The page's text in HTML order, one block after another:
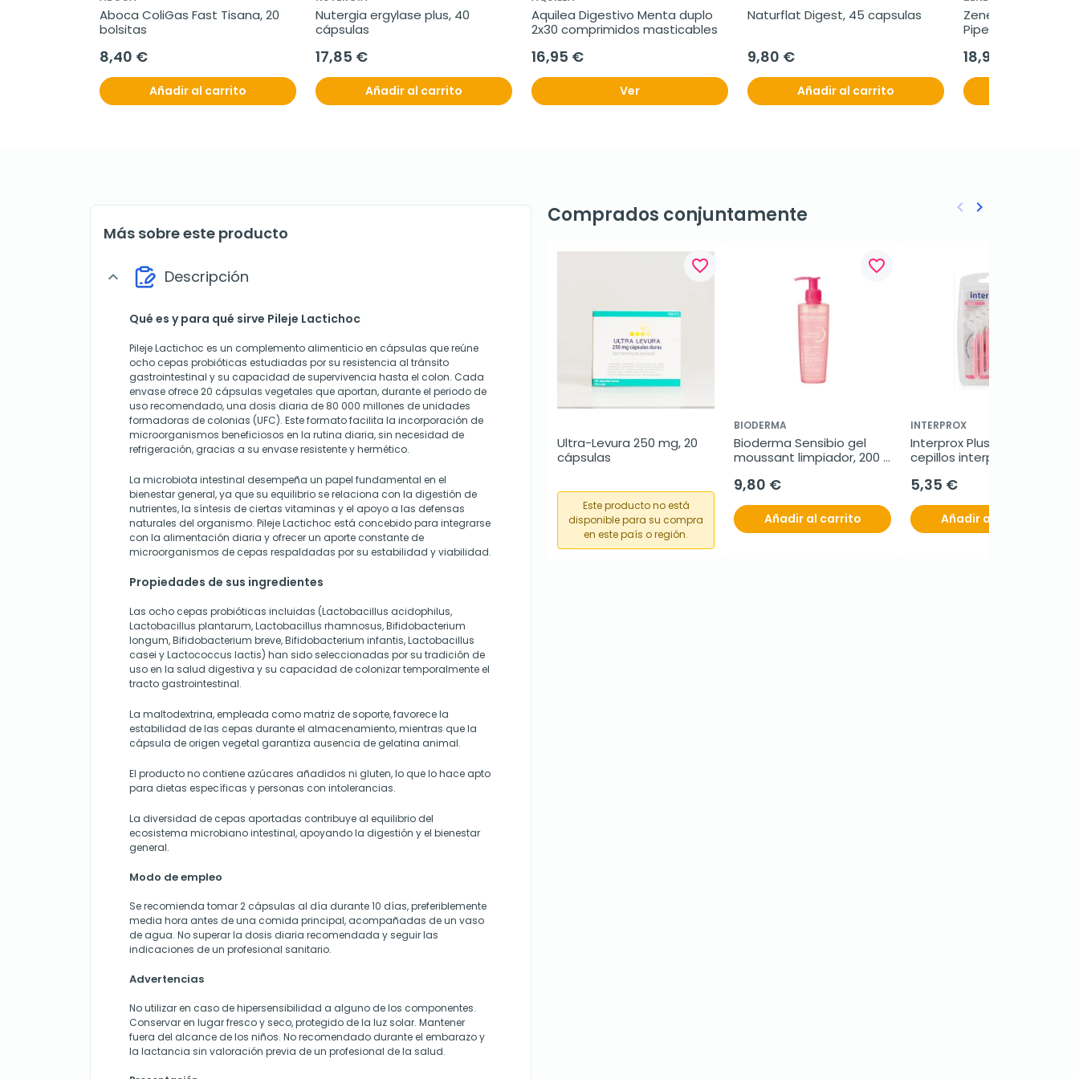
Aboca ColiGas Fast Tisana, 20
bolsitas
8,40 €
Añadir al carrito
Nutergia ergylase plus, 40
cápsulas
17,85 €
Añadir al carrito
Aquilea Digestivo Menta duplo
2x30 comprimidos masticables
16,95 €
Ver
Naturflat Digest, 45 capsulas
9,80 €
Añadir al carrito
Zenement Aceite
Piperita, 120
18,97 €
Más sobre este producto
expand_more Descripción
Qué es y para qué sirve Pileje Lactichoc
Pileje Lactichoc es un complemento alimenticio en cápsulas que reúne
ocho cepas probióticas estudiadas por su resistencia al tránsito
gastrointestinal y su capacidad de supervivencia hasta el colon. Cada
envase ofrece 20 cápsulas vegetales que aportan, durante el periodo de
uso recomendado, una dosis diaria de 80 000 millones de unidades
formadoras de colonias (UFC). Este formato facilita la incorporación de
microorganismos beneficiosos en la rutina diaria, sin necesidad de
refrigeración, gracias a su envase resistente y hermético.
La microbiota intestinal desempeña un papel fundamental en el
bienestar general, ya que su equilibrio se relaciona con la digestión de
nutrientes, la síntesis de ciertas vitaminas y el apoyo a las defensas
naturales del organismo. Pileje Lactichoc está concebido para integrarse
con la alimentación diaria y ofrecer un aporte constante de
microorganismos de cepas respaldadas por su estabilidad y viabilidad.
Propiedades de sus ingredientes
Las ocho cepas probióticas incluidas (Lactobacillus acidophilus,
Lactobacillus plantarum, Lactobacillus rhamnosus, Bifidobacterium
longum, Bifidobacterium breve, Bifidobacterium infantis, Lactobacillus
casei y Lactococcus lactis) han sido seleccionadas por su tradición de
uso en la salud digestiva y su capacidad de colonizar temporalmente el
tracto gastrointestinal.
La maltodextrina, empleada como matriz de soporte, favorece la
estabilidad de las cepas durante el almacenamiento, mientras que la
cápsula de origen vegetal garantiza ausencia de gelatina animal.
El producto no contiene azúcares añadidos ni gluten, lo que lo hace apto
para dietas específicas y personas con intolerancias.
La diversidad de cepas aportadas contribuye al equilibrio del
ecosistema microbiano intestinal, apoyando la digestión y el bienestar
general.
Modo de empleo
Se recomienda tomar 2 cápsulas al día durante 10 días, preferiblemente
media hora antes de una comida principal, acompañadas de un vaso
de agua. No superar la dosis diaria recomendada y seguir las
indicaciones de un profesional sanitario.
Advertencias
No utilizar en caso de hipersensibilidad a alguno de los componentes.
Conservar en lugar fresco y seco, protegido de la luz solar. Mantener
fuera del alcance de los niños. No recomendado durante el embarazo y
la lactancia sin valoración previa de un profesional de la salud.
Comprados conjuntamente
favorite_border
Ultra-Levura 250 mg, 20
cápsulas
Este producto no está
disponible para su compra
en este país o región.
favorite_border
BIODERMA
Bioderma Sensibio gel
moussant limpiador, 200
9,80 €
Añadir al carrito
INTERPROX
Interprox Plus Nano, 6
cepillos interproximales
5,35 €
Añadir al carrito
Anterior
keyboard_arrow_left Siguiente
keyboard_arrow_right